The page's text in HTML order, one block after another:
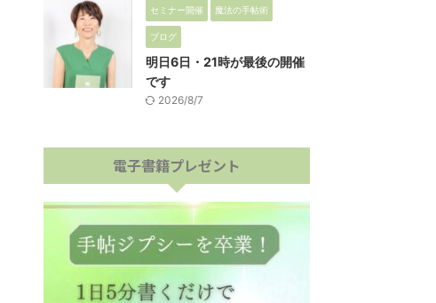
セミナー開催 魔法の手帖術
ブログ
明日6日・21時が最後の開催
です
2026/8/7
電子書籍プレゼント